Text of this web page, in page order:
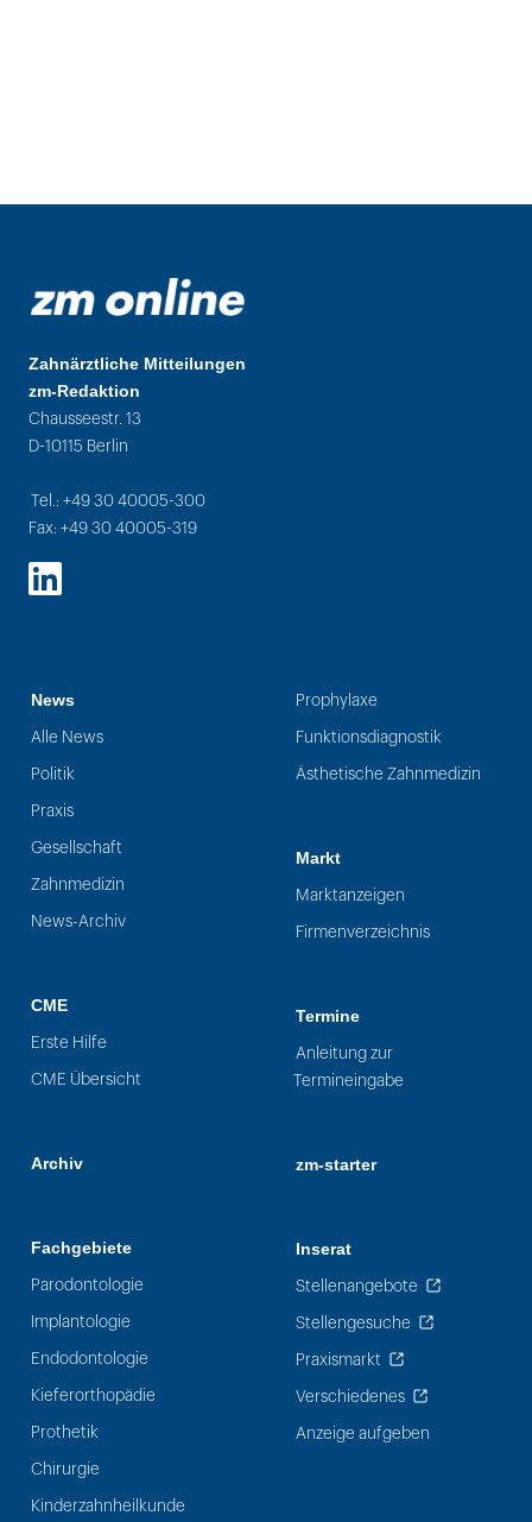
Zahnärztliche Mitteilungen
zm-Redaktion
Chausseestr. 13
D-10115 Berlin
Tel.: +49 30 40005-300
Fax: +49 30 40005-319
LinkedIn
News
Alle News
Politik
Praxis
Gesellschaft
Zahnmedizin
News-Archiv
CME
Erste Hilfe
CME Übersicht
Archiv
Fachgebiete
Parodontologie
Implantologie
Endodontologie
Kieferorthopädie
Prothetik
Chirurgie
Kinderzahnheilkunde
Prophylaxe
Funktionsdiagnostik
Ästhetische Zahnmedizin
Markt
Marktanzeigen
Firmenverzeichnis
Termine
Anleitung zur
Termineingabe
zm-starter
Inserat
Stellenangebote
Stellengesuche
Praxismarkt
Verschiedenes
Anzeige aufgeben